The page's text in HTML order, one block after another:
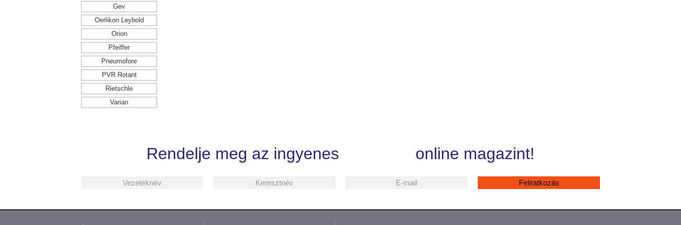
Gev
Oerlikon Leybold
Orion
Pfeiffer
Pneumofore
PVR Rotant
Rietschle
Varian
Rendelje meg az ingyenes online magazint!